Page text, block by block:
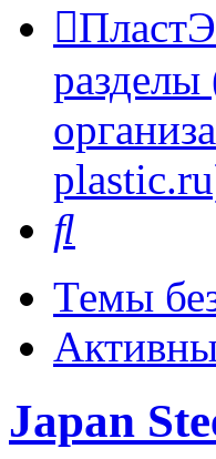
разделы
Темы
Japan